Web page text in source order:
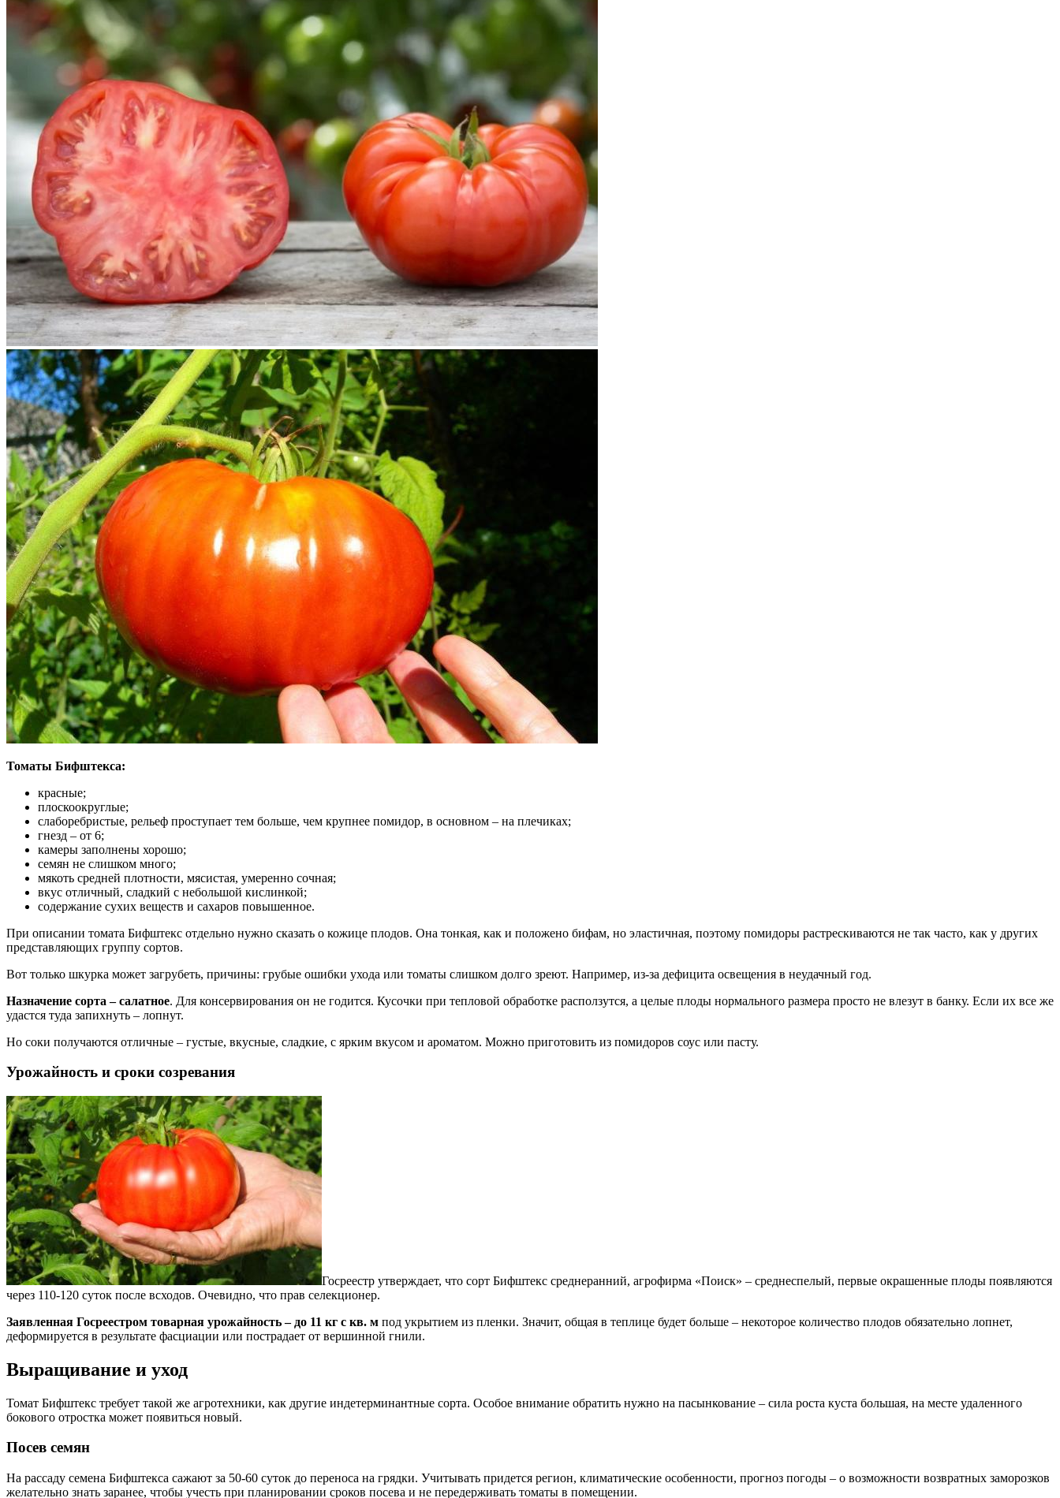
Томаты Бифштекса:
красные;
плоскоокруглые;
слаборебристые, рельеф проступает тем больше, чем крупнее помидор, в основном – на плечиках;
гнезд – от 6;
камеры заполнены хорошо;
семян не слишком много;
мякоть средней плотности, мясистая, умеренно сочная;
вкус отличный, сладкий с небольшой кислинкой;
содержание сухих веществ и сахаров повышенное.
При описании томата Бифштекс отдельно нужно сказать о кожице плодов. Она тонкая, как и положено бифам, но эластичная, поэтому помидоры растрескиваются не так часто, как у других
представляющих группу сортов.
Вот только шкурка может загрубеть, причины: грубые ошибки ухода или томаты слишком долго зреют. Например, из-за дефицита освещения в неудачный год.
Назначение сорта – салатное. Для консервирования он не годится. Кусочки при тепловой обработке расползутся, а целые плоды нормального размера просто не влезут в банку. Если их все же
удастся туда запихнуть – лопнут.
Но соки получаются отличные – густые, вкусные, сладкие, с ярким вкусом и ароматом. Можно приготовить из помидоров соус или пасту.
Урожайность и сроки созревания
Госреестр утверждает, что сорт Бифштекс среднеранний, агрофирма «Поиск» – среднеспелый, первые окрашенные плоды появляются
через 110-120 суток после всходов. Очевидно, что прав селекционер.
Заявленная Госреестром товарная урожайность – до 11 кг с кв. м под укрытием из пленки. Значит, общая в теплице будет больше – некоторое количество плодов обязательно лопнет,
деформируется в результате фасциации или пострадает от вершинной гнили.
Выращивание и уход
Томат Бифштекс требует такой же агротехники, как другие индетерминантные сорта. Особое внимание обратить нужно на пасынкование – сила роста куста большая, на месте удаленного
бокового отростка может появиться новый.
Посев семян
На рассаду семена Бифштекса сажают за 50-60 суток до переноса на грядки. Учитывать придется регион, климатические особенности, прогноз погоды – о возможности возвратных заморозков
желательно знать заранее, чтобы учесть при планировании сроков посева и не передерживать томаты в помещении.